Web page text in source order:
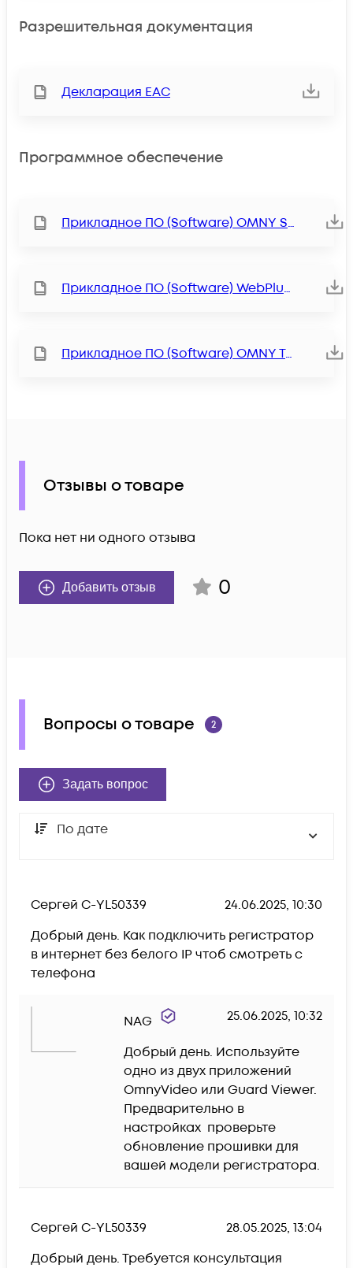
Разрешительная документация
Декларация ЕАС
Программное обеспечение
Прикладное ПО (Software) OMNY Station
Прикладное ПО (Software) WebPlugin
Прикладное ПО (Software) OMNY Tools
Отзывы о товаре
Пока нет ни одного отзыва
Добавить отзыв 0
Вопросы о товаре 2
Задать вопрос
По дате
Сергей С-YL50339
24.06.2025, 10:30
Добрый день. Как подключить регистратор
в интернет без белого IP чтоб смотреть с
NAG 25.06.2025, 10:32
Добрый день. Используйте
одно из двух приложений
OmnyVideo или Guard Viewer.
Предварительно в
настройках  проверьте
обновление прошивки для
вашей модели регистратора.
Сергей С-YL50339
28.05.2025, 13:04
Добрый день. Требуется консультация